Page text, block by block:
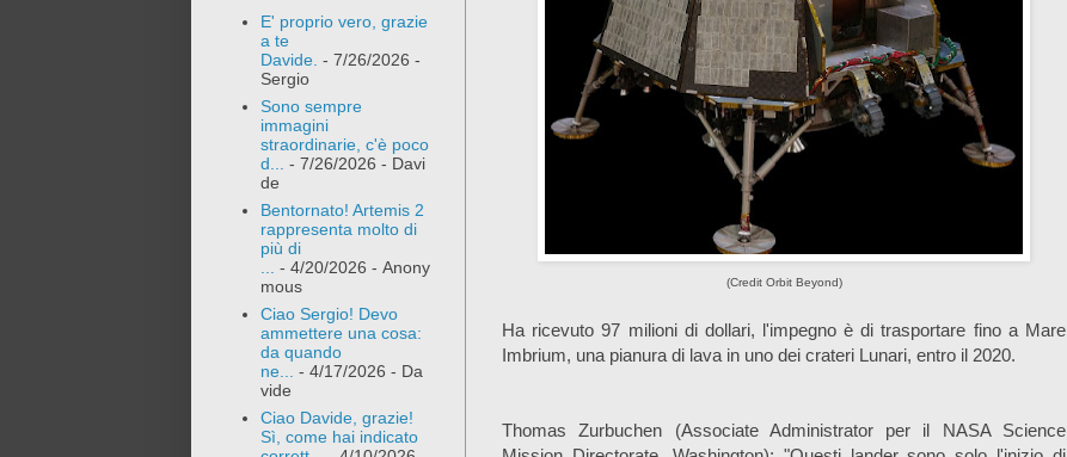
(Credit Orbit Beyond)
Ha ricevuto 97 milioni di dollari, l'impegno è di trasportare fino a Mare
Imbrium, una pianura di lava in uno dei crateri Lunari, entro il 2020.
Thomas Zurbuchen (Associate Administrator per il NASA Science
E' proprio vero, grazie
a te
Davide. - 7/26/2026 -
Sergio
Sono sempre
immagini
straordinarie, c'è poco
d... - 7/26/2026 - Davi
de
Bentornato! Artemis 2
rappresenta molto di
più di
... - 4/20/2026 - Anony
mous
Ciao Sergio! Devo
ammettere una cosa:
da quando
ne... - 4/17/2026 - Da
vide
Ciao Davide, grazie!
Sì, come hai indicato